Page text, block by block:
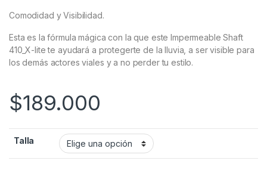
Comodidad y Visibilidad.
Esta es la fórmula mágica con la que este Impermeable Shaft
410_X-lite te ayudará a protegerte de la lluvia, a ser visible para
los demás actores viales y a no perder tu estilo.
$189.000
Talla